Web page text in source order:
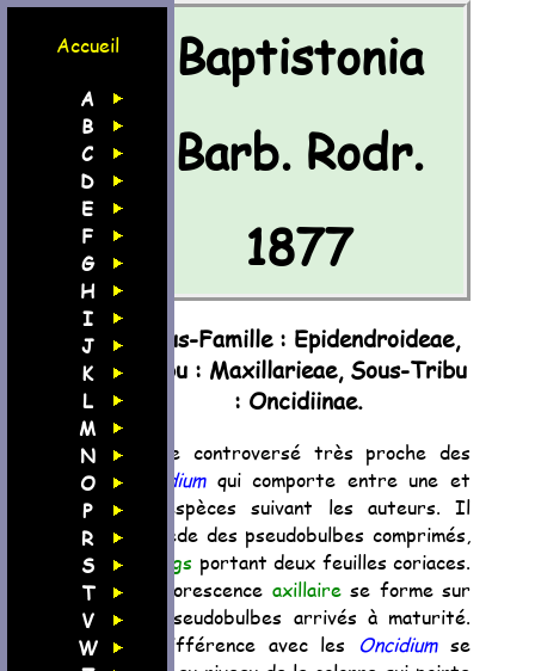
Accueil
A
B
C
D
E
F
G
H
I
J
K
L
M
N
O
P
R
S
T
V
W
Baptistonia
Barb. Rodr.
1877
Sous-Famille : Epidendroideae,
Tribu : Maxillarieae, Sous-Tribu
: Oncidiinae.
Genre controversé très proche des
Oncidiumqui comporte entre une et
35 espèces suivant les auteurs. Il
possède des pseudobulbes comprimés,
oblongs portant deux feuilles coriaces.
L'inflorescence axillairese forme sur
les pseudobulbes arrivés à maturité.
La différence avec les Oncidiumse